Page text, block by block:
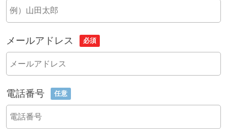
メールアドレス 必須
電話番号 任意